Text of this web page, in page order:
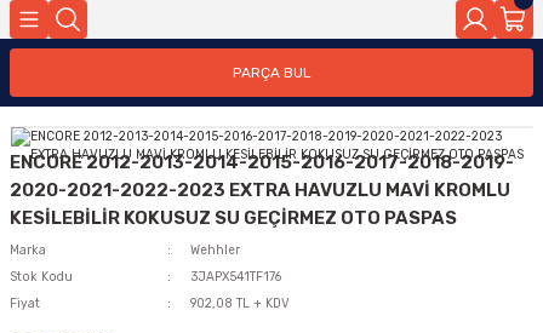
PARÇA BUL
ENCORE 2012-2013-2014-2015-2016-2017-2018-2019-
2020-2021-2022-2023 EXTRA HAVUZLU MAVİ KROMLU
KESİLEBİLİR KOKUSUZ SU GEÇİRMEZ OTO PASPAS
Marka
Wehhler
Stok Kodu
3JAPX541TF176
Fiyat
902,08 TL + KDV